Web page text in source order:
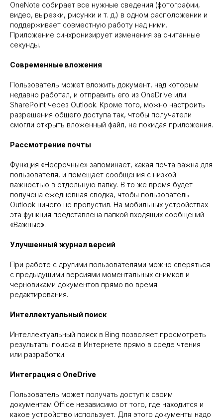
OneNote собирает все нужные сведения (фотографии,
видео, вырезки, рисунки и т. д.) в одном расположении и
поддерживает совместную работу над ними.
Приложение синхронизирует изменения за считанные
секунды.
Современные вложения
Пользователь может вложить документ, над которым
недавно работал, и отправить его из OneDrive или
SharePoint через Outlook. Кроме того, можно настроить
разрешения общего доступа так, чтобы получатели
смогли открыть вложенный файл, не покидая приложения.
Рассмотрение почты
Функция «Несрочные» запоминает, какая почта важна для
пользователя, и помещает сообщения с низкой
важностью в отдельную папку. В то же время будет
получена ежедневная сводка, чтобы пользователь
Outlook ничего не пропустил. На мобильных устройствах
эта функция представлена папкой входящих сообщений
«Важные».
Улучшенный журнал версий
При работе с другими пользователями можно сверяться
с предыдущими версиями моментальных снимков и
черновиками документов прямо во время
редактирования.
Интеллектуальный поиск
Интеллектуальный поиск в Bing позволяет просмотреть
результаты поиска в Интернете прямо в среде чтения
или разработки.
Интеграция с OneDrive
Пользователь может получать доступ к своим
документам Office независимо от того, где находится и
какое устройство использует. Для этого документы надо